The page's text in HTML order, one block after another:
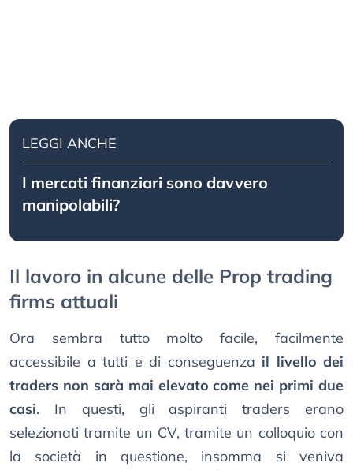
LEGGI ANCHE
I mercati finanziari sono davvero
manipolabili?
Il lavoro in alcune delle Prop trading
firms attuali
Ora sembra tutto molto facile, facilmente
accessibile a tutti e di conseguenza il livello dei
traders non sarà mai elevato come nei primi due
casi. In questi, gli aspiranti traders erano
selezionati tramite un CV, tramite un colloquio con
la società in questione, insomma si veniva